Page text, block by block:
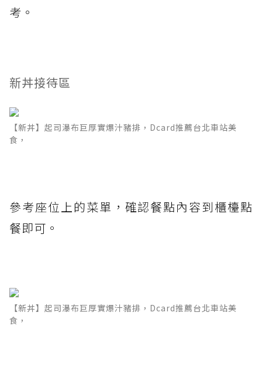
考。
新丼接待區
【新丼】起司瀑布巨厚實爆汁豬排，Dcard推薦台北車站美
食，
參考座位上的菜單，確認餐點內容到櫃檯點
餐即可。
【新丼】起司瀑布巨厚實爆汁豬排，Dcard推薦台北車站美
食，